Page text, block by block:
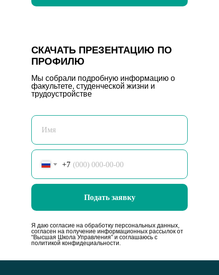
СКАЧАТЬ ПРЕЗЕНТАЦИЮ ПО
ПРОФИЛЮ
Мы собрали подробную информацию о
факультете, студенческой жизни и
трудоустройстве
Я даю согласие на обработку персональных данных,
согласен на получение информационных рассылок от
“Высшая Школа Управления” и соглашаюсь с
политикой конфидециальности.
+7
Подать заявку